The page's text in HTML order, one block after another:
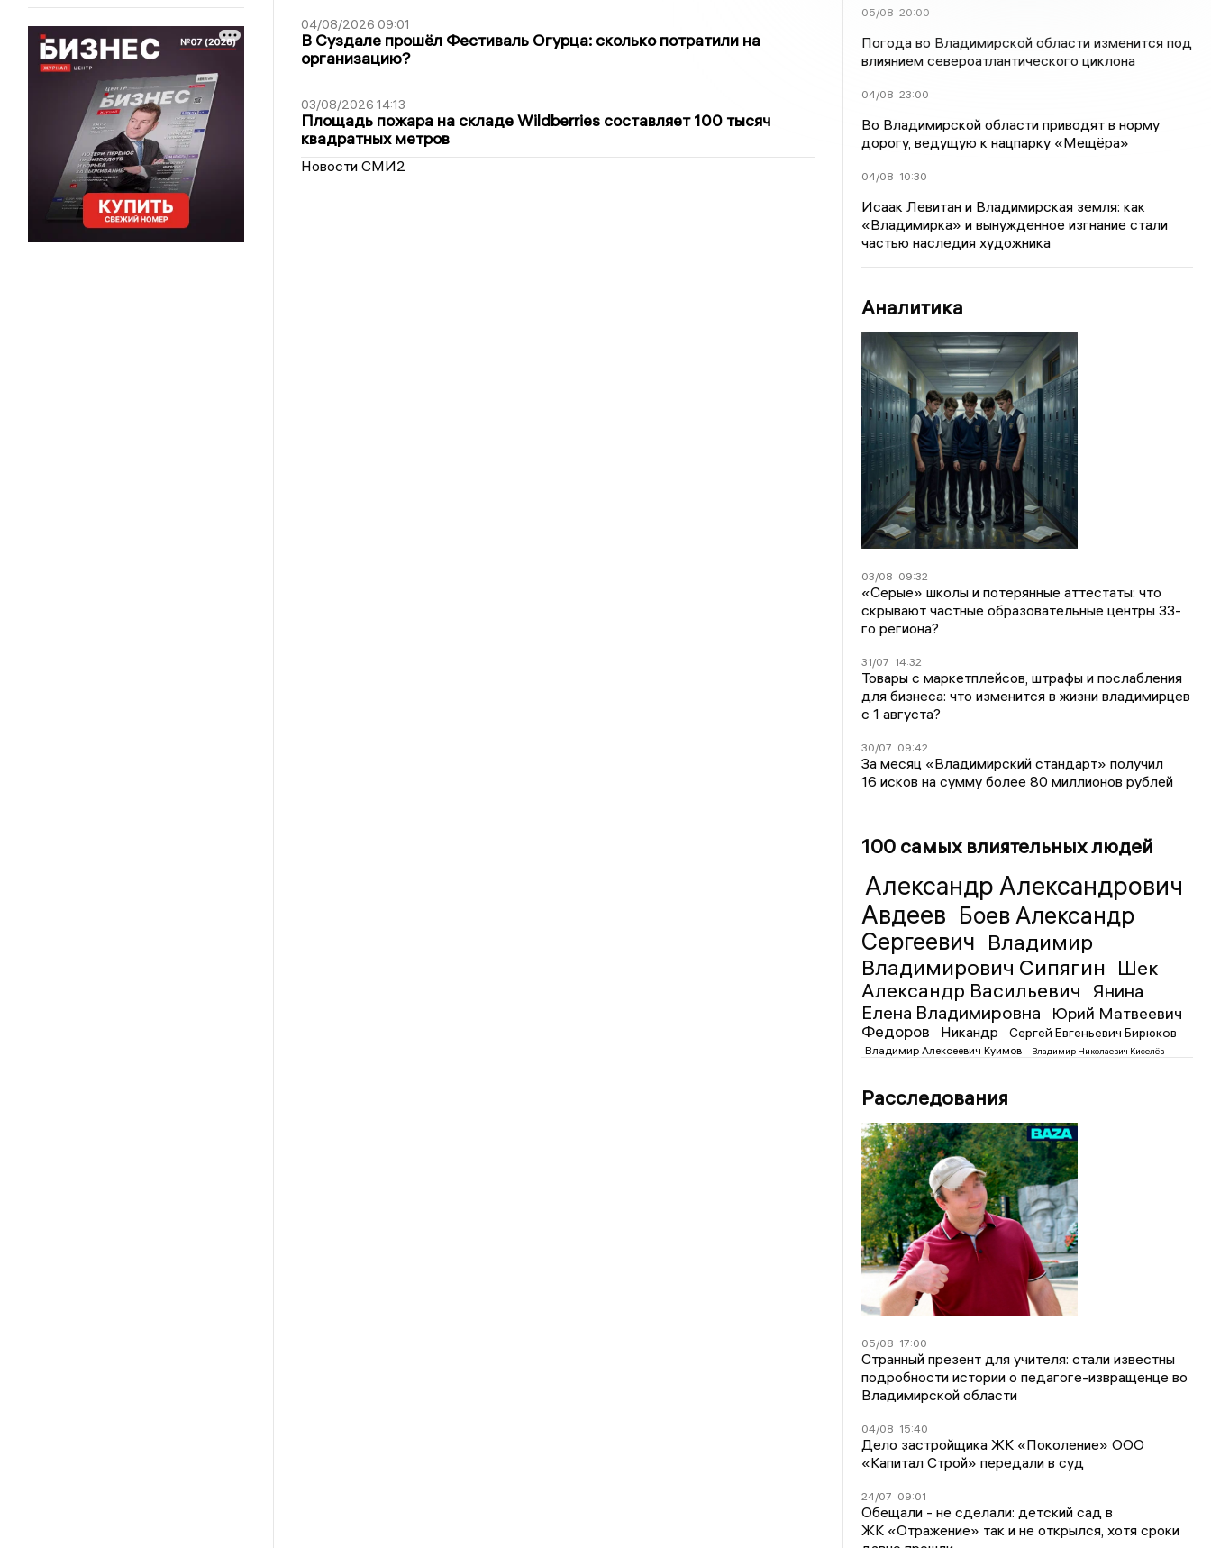
04/08/2026 09:01
В Суздале прошёл Фестиваль Огурца: сколько потратили на
организацию?
03/08/2026 14:13
Площадь пожара на складе Wildberries составляет 100 тысяч
квадратных метров
Новости СМИ2
05/08 20:00
Погода во Владимирской области изменится под
влиянием североатлантического циклона
04/08 23:00
Во Владимирской области приводят в норму
дорогу, ведущую к нацпарку «Мещёра»
04/08 10:30
Исаак Левитан и Владимирская земля: как
«Владимирка» и вынужденное изгнание стали
частью наследия художника
Аналитика
03/08 09:32
«Серые» школы и потерянные аттестаты: что
скрывают частные образовательные центры 33-
го региона?
31/07 14:32
Товары с маркетплейсов, штрафы и послабления
для бизнеса: что изменится в жизни владимирцев
с 1 августа?
30/07 09:42
За месяц «Владимирский стандарт» получил
16 исков на сумму более 80 миллионов рублей
100 самых влиятельных людей
Александр Александрович
Авдеев Боев Александр
Сергеевич Владимир
Владимирович Сипягин Шек
Александр Васильевич
Янина
Елена Владимировна
Юрий Матвеевич
Федоров
Никандр Сергей Евгеньевич Бирюков
Владимир Алексеевич Куимов Владимир Николаевич Киселёв
Расследования
05/08 17:00
Странный презент для учителя: стали известны
подробности истории о педагоге-извращенце во
Владимирской области
04/08 15:40
Дело застройщика ЖК «Поколение» ООО
«Капитал Строй» передали в суд
24/07 09:01
Обещали - не сделали: детский сад в
ЖК «Отражение» так и не открылся, хотя сроки